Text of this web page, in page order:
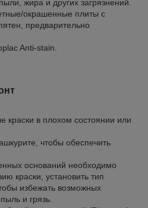
жира и других загрязнений.
окрашенные плиты с
предварительно
Anti-stain.
краски в плохом состоянии или
чтобы обеспечить
оснований необходимо
краски, установить тип
избежать возможных
и грязь.